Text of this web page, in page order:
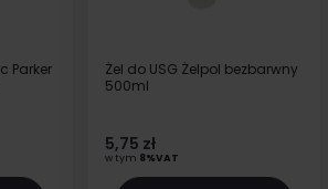
Parker
Żel do USG Żelpol bezbarwny
500ml
5,75 zł
w tym 8%VAT